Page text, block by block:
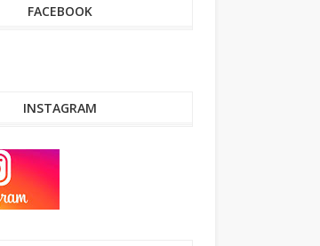
FACEBOOK
INSTAGRAM